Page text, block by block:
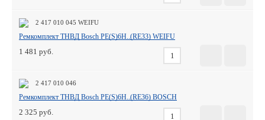
2 417 010 045 WEIFU
Ремкомплект ТНВД Bosch PE(S)6H..(RE33) WEIFU
1 481
2 417 010 046
Ремкомплект ТНВД Bosch PE(S)6H..(RE36) BOSCH
2 325